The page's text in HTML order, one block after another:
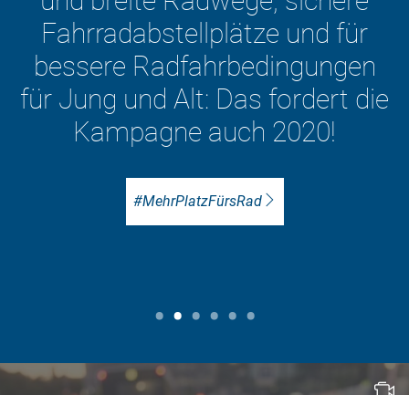
Der ADFC will die
Verkehrswende – mit dem
Fahrrad im Mittelpunkt.
Zu den ADFC-Positionen